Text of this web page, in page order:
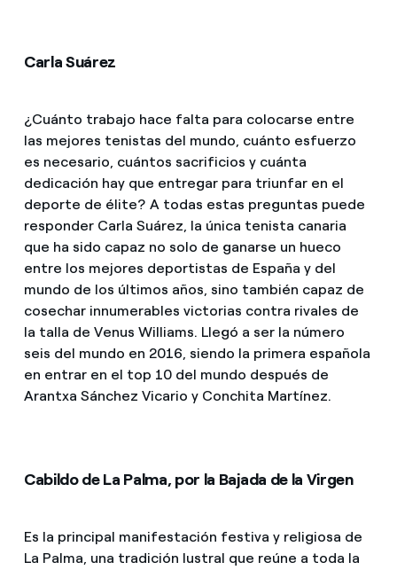
Carla Suárez
¿Cuánto trabajo hace falta para colocarse entre
las mejores tenistas del mundo, cuánto esfuerzo
es necesario, cuántos sacrificios y cuánta
dedicación hay que entregar para triunfar en el
deporte de élite? A todas estas preguntas puede
responder Carla Suárez, la única tenista canaria
que ha sido capaz no solo de ganarse un hueco
entre los mejores deportistas de España y del
mundo de los últimos años, sino también capaz de
cosechar innumerables victorias contra rivales de
la talla de Venus Williams. Llegó a ser la número
seis del mundo en 2016, siendo la primera española
en entrar en el top 10 del mundo después de
Arantxa Sánchez Vicario y Conchita Martínez.
Cabildo de La Palma, por la Bajada de la Virgen
Es la principal manifestación festiva y religiosa de
La Palma, una tradición lustral que reúne a toda la